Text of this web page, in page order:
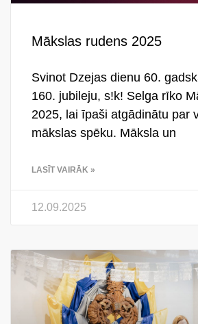
Mākslas rudens 2025
Svinot Dzejas dienu 60.
160. jubileju, s!k! Selga rīko
2025, lai īpaši atgādinātu par
mākslas spēku. Māksla un
LASĪT VAIRĀK »
12.09.2025